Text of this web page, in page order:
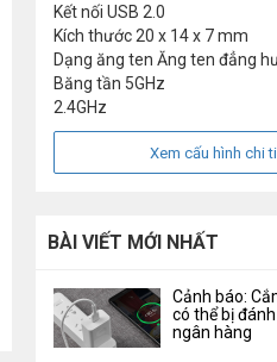
Kết nối USB 2.0
Kích thước 20 x 14 x 7 mm
Dạng ăng ten Ăng ten đẳng
Băng tần 5GHz
2.4GHz
Xem cấu hình chi
BÀI VIẾT MỚI NHẤT
Cảnh báo:
có thể bị
ngân hàng